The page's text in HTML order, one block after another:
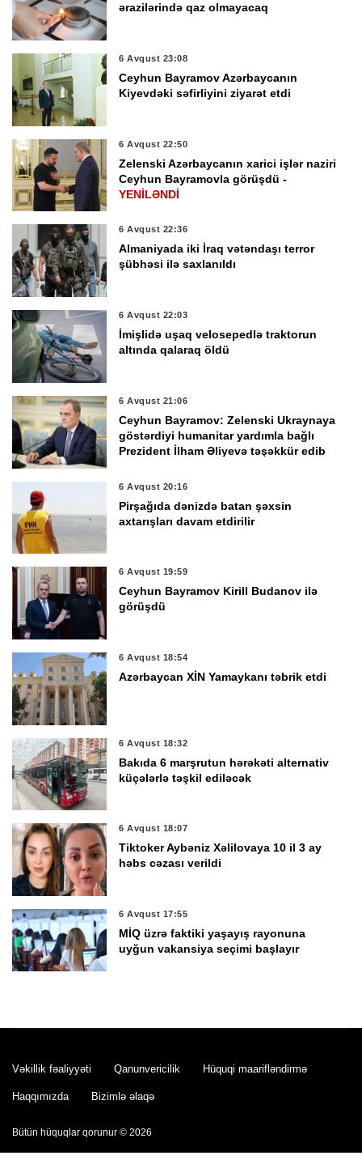
ərazilərində qaz olmayacaq
6 Avqust 23:08
Ceyhun Bayramov Azərbaycanın
Kiyevdəki səfirliyini ziyarət etdi
6 Avqust 22:50
Zelenski Azərbaycanın xarici işlər naziri
Ceyhun Bayramovla görüşdü -
YENİLƏNDİ
6 Avqust 22:36
Almaniyada iki İraq vətəndaşı terror
şübhəsi ilə saxlanıldı
6 Avqust 22:03
İmişlidə uşaq velosepedlə traktorun
altında qalaraq öldü
6 Avqust 21:06
Ceyhun Bayramov: Zelenski Ukraynaya
göstərdiyi humanitar yardımla bağlı
Prezident İlham Əliyevə təşəkkür edib
6 Avqust 20:16
Pirşağıda dənizdə batan şəxsin
axtarışları davam etdirilir
6 Avqust 19:59
Ceyhun Bayramov Kirill Budanov ilə
görüşdü
6 Avqust 18:54
Azərbaycan XİN Yamaykanı təbrik etdi
6 Avqust 18:32
Bakıda 6 marşrutun hərəkəti alternativ
küçələrlə təşkil ediləcək
6 Avqust 18:07
Tiktoker Aybəniz Xəlilovaya 10 il 3 ay
həbs cəzası verildi
6 Avqust 17:55
MİQ üzrə faktiki yaşayış rayonuna
uyğun vakansiya seçimi başlayır
Rusiya son sutka ərzində Ukraynaya
Vəkillik fəaliyyəti Qanunvericilik Hüquqi maarifləndirmə
Haqqımızda Bizimlə əlaqə
Bütün hüquqlar qorunur © 2026